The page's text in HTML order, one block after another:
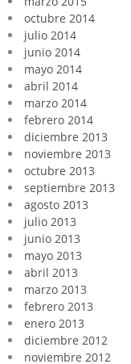
octubre 2014
julio 2014
junio 2014
mayo 2014
abril 2014
marzo 2014
febrero 2014
diciembre 2013
noviembre 2013
octubre 2013
septiembre 2013
agosto 2013
julio 2013
junio 2013
mayo 2013
abril 2013
marzo 2013
febrero 2013
enero 2013
diciembre 2012
noviembre 2012